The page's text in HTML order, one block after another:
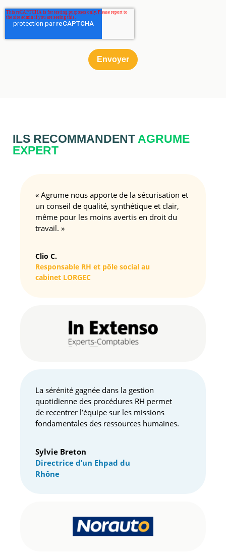
ILS RECOMMANDENT AGRUME
EXPERT
« Agrume nous apporte de la sécurisation et
un conseil de qualité, synthétique et clair,
même pour les moins avertis en droit du
travail. »
Clio C.
Responsable RH et pôle social au
cabinet LORGEC
La sérénité gagnée dans la gestion
quotidienne des procédures RH permet
de recentrer l’équipe sur les missions
fondamentales des ressources humaines.
Sylvie Breton
Directrice d’un Ehpad du
Rhône